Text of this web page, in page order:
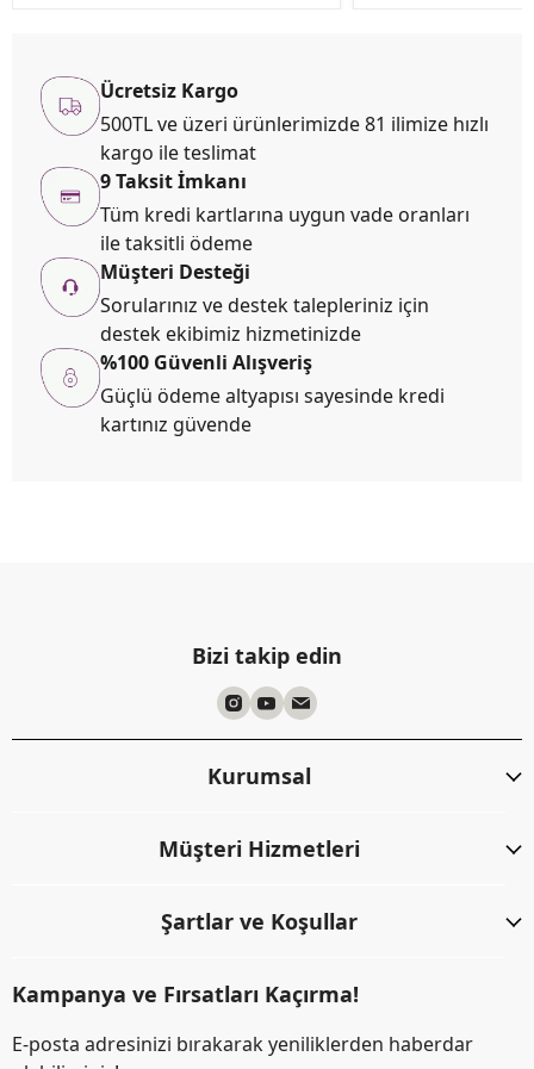
Ücretsiz Kargo
500TL ve üzeri ürünlerimizde 81 ilimize hızlı
kargo ile teslimat
9 Taksit İmkanı
Tüm kredi kartlarına uygun vade oranları
ile taksitli ödeme
Müşteri Desteği
Sorularınız ve destek talepleriniz için
destek ekibimiz hizmetinizde
%100 Güvenli Alışveriş
Güçlü ödeme altyapısı sayesinde kredi
kartınız güvende
Bizi takip edin
Kurumsal
Müşteri Hizmetleri
Şartlar ve Koşullar
Kampanya ve Fırsatları Kaçırma!
E-posta adresinizi bırakarak yeniliklerden haberdar